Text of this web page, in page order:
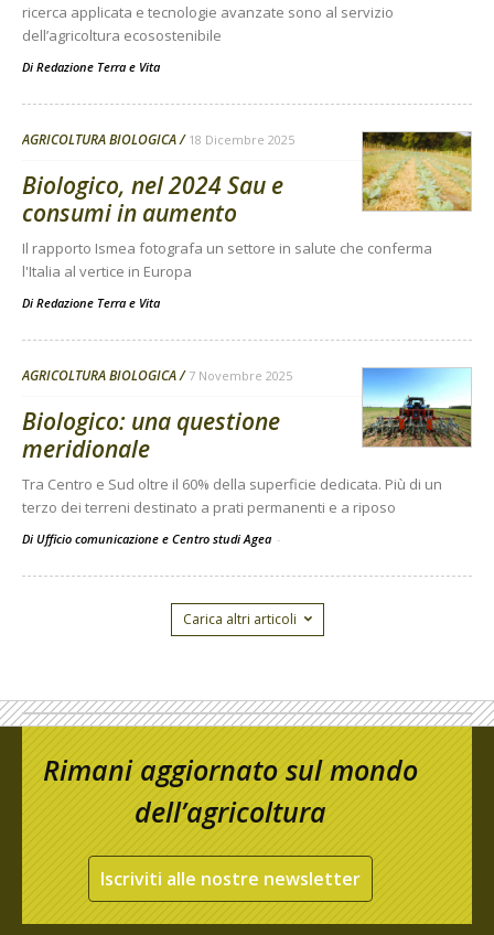
ricerca applicata e tecnologie avanzate sono al servizio
dell’agricoltura ecosostenibile
Di Redazione Terra e Vita
AGRICOLTURA BIOLOGICA 18 Dicembre 2025
Biologico, nel 2024 Sau e
consumi in aumento
Il rapporto Ismea fotografa un settore in salute che conferma
l'Italia al vertice in Europa
Di Redazione Terra e Vita
AGRICOLTURA BIOLOGICA 7 Novembre 2025
Biologico: una questione
meridionale
Tra Centro e Sud oltre il 60% della superficie dedicata. Più di un
terzo dei terreni destinato a prati permanenti e a riposo
Di Ufficio comunicazione e Centro studi Agea -
Carica altri articoli
Rimani aggiornato sul mondo
dell’agricoltura
Iscriviti alle nostre newsletter